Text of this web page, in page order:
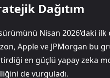
Dağıtım
Nisan 2026’daki ilk
Apple ve JPMorgan bu
en güçlü yapay zeka
de vurguladı.